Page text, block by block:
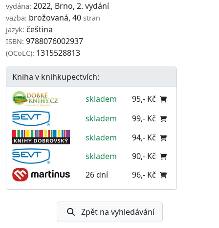
vydána: 2022, Brno, 2. vydání
vazba: brožovaná, 40 stran
jazyk: čeština
ISBN: 9788076002937
(OCoLC): 1315528813
Kniha v knihkupectvích:
skladem
95,- Kč
skladem
99,- Kč
skladem
94,- Kč
skladem
90,- Kč
26 dní
96,- Kč
Zpět na vyhledávání